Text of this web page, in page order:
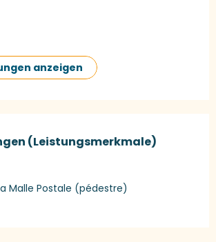
anzeigen
(Leistungsmerkmale)
(Leistungsmerkmale)
Malle Postale (pédestre)